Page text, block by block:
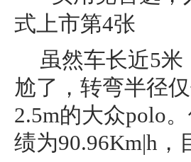
虽然车长近5
尬了，转弯半径
2.5m的大众polo
绩为90.96Km|h